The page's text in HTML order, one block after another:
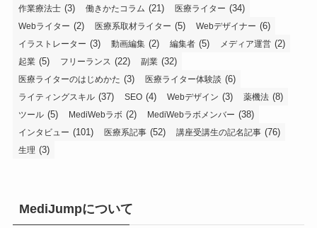
作業療法士 (3) 働きかたコラム (21) 医療ライター (34)
Webライター (2) 医療系取材ライター (5) Webデザイナー (6)
イラストレーター (3) 動画編集 (2) 編集者 (5) メディア運営 (2)
起業 (5) フリーランス (22) 副業 (32)
医療ライターのはじめかた (3) 医療ライター体験談 (6)
ライティングスキル (37) SEO (4) Webデザイン (3) 薬機法 (8)
ツール (5) MediWebラボ (2) MediWebラボメンバー (38)
インタビュー (101) 医療系記事 (52) 講座受講生の記名記事 (76)
生理 (3)
MediJumpについて